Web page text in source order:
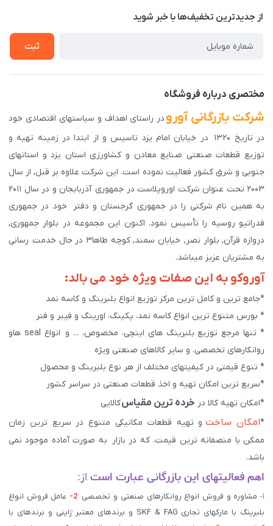
درباره ما
راهنمای ثبت سفارش
سوالات متداول
از جدید‌ترین تخفیف‌ها با‌ خبر شوید
ثبت
مختصری درباره فروشگاه
شرکت بازرگانی آورو در راستای اهداف و سیاستهای اقتصادی خود
در تاریخ ۱۳۲۰ در خیابان امام یزد تاسیس و از ابتدا در زمینه تهیه و
توزیع قطعات صنعتی صنایع معادن و کشاورزی استان یزد و استانهای
جنوبی و شرق کشور فعالیت نموده است. این شرکت علاوه بر قبل, از سال
۲۰۰۳ تحت عنوان شرکت اوروپلاست در جمهوری آذربایجان و در سال ۲۰۱۱
به همین نام شرکتی را در جمهوری گرجستان و دفتر خود در جمهوری
فدراتیو روسیه را تأسیس نمود. اکنون این مجموعه در بلوار جمهوری,
دروازه قرآن, بلوار نصر, خیابان سمند, کوچه طاها۳ در حال خدمت رسانی
به مشتریان عزیز میباشد.
آوروکو به این صفات ویژه خود می بالد:
*جامع ترین و کامل ترین مرکز توزیع انواع بلبرینگ و کاسه نمد
* بورس متنوع ترین انواع کاسه نمد، پکینگ، اورینگ و فیبر و فنر
* تنها مرجع توزیع بلبرینگ های اینچی، مخصوص، ... و انواع seal هاو
روانکارهای تخصصی. و سایر کالاهای صنعتی ويژه
* تنوع قیمتی در کیفیتهای مختلف از هر نوع بلبرینگ و محصول
*سریع ترین امکان تهیه و اخذ قطعات صنعتی در سراسر کشور
*امکان تهیه کالا در خرده ترین مقیاسکالایی
*امکان ساختو تهیه قطعات مکانیکی متنوع در سریع ترین زمان
ممکن با منصفانه ترین قیمت، که در بازار به صورت آماده موجود نمی
باشد.
اهم فعالیتهای این بازرگانی عبارت است از:
۱- مشاوره و فروش انواع روانکارهای صنعتی و تخصصی 2-
عامل فروش انواع
بلبرینگ با مارکهای تجاری SKF & FAG و برندهای معتبر ژاپنی و برندهای با